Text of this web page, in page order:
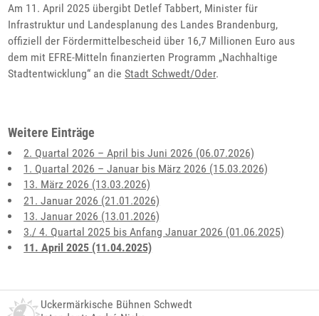
Am 11. April 2025 übergibt Detlef Tabbert, Minister für
Infrastruktur und Landesplanung des Landes Brandenburg,
offiziell der Fördermittelbescheid über 16,7 Millionen Euro aus
dem mit EFRE-Mitteln finanzierten Programm „Nachhaltige
Stadtentwicklung“ an dieStadt Schwedt/Oder.
Weitere Einträge
2. Quartal 2026 – April bis Juni 2026 (06.07.2026)
1. Quartal 2026 – Januar bis März 2026 (15.03.2026)
13. März 2026 (13.03.2026)
21. Januar 2026 (21.01.2026)
13. Januar 2026 (13.01.2026)
3./ 4. Quartal 2025 bis Anfang Januar 2026 (01.06.2025)
11. April 2025 (11.04.2025)
Uckermärkische Bühnen Schwedt